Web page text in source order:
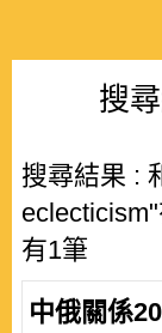
搜
搜尋結果 :
有1筆
中俄關係